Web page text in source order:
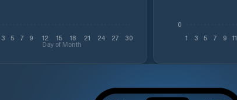
3 5 7 9 12 15 18 21 24 27 30
Day of Month
1 3 5 7 9 11
0